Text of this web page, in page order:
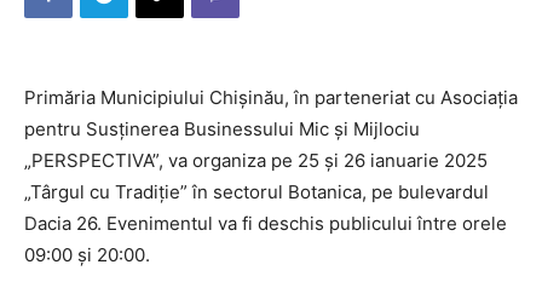
Primăria Municipiului Chișinău, în parteneriat cu Asociația
pentru Susținerea Businessului Mic și Mijlociu
„PERSPECTIVA”, va organiza pe 25 și 26 ianuarie 2025
„Târgul cu Tradiție” în sectorul Botanica, pe bulevardul
Dacia 26. Evenimentul va fi deschis publicului între orele
09:00 și 20:00.